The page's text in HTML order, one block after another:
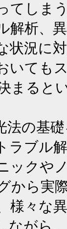
てしま
解析、
状況に
いても
まると
の基
ラブル
ックや
から実
様々な